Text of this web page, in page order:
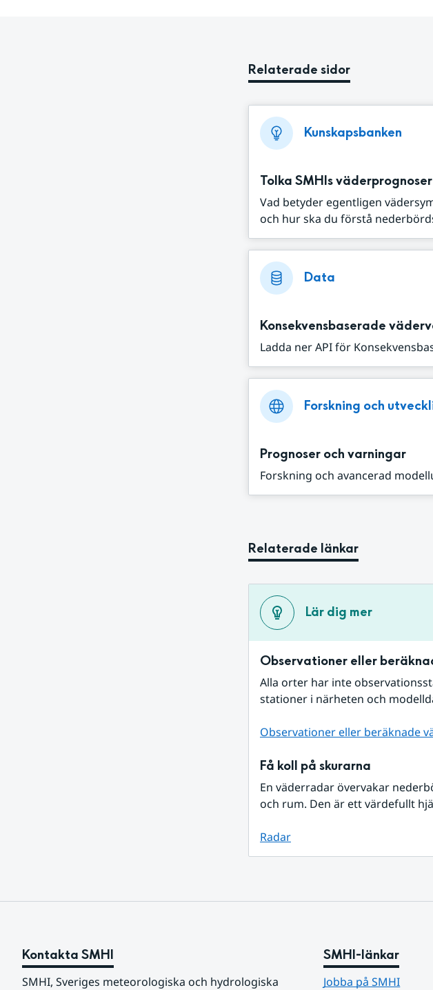
Relaterade sidor
Kunskapsbanken
Tolka SMHIs väderprognoser
Vad betyder egentligen
och hur ska du förstå
Data
Konsekvensbaserade
Ladda ner API för
Forskning och
Prognoser och varningar
Forskning och avancerad
Relaterade länkar
Lär dig mer
Observationer eller
Alla orter har inte
stationer i närheten och
Observationer eller beräknade
Få koll på skurarna
En väderradar övervakar
och rum. Den är ett värdefullt
Radar
Kontakta SMHI
SMHI, Sveriges meteorologiska och hydrologiska
SMHI-länkar
Jobba på SMHI